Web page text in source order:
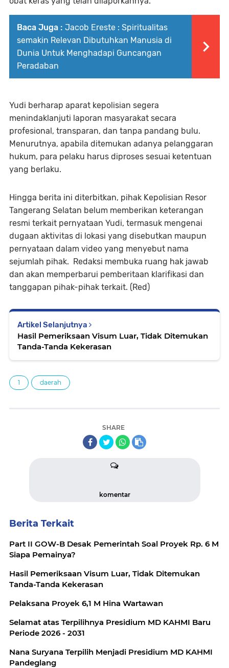
Baca Juga : Jacob Ereste : Spiritualitas
semakin Relevan Dibutuhkan Manusia di
Dunia Untuk Menghadapi Guncangan
Peradaban
Yudi berharap aparat kepolisian segera
menindaklanjuti laporan masyarakat secara
profesional, transparan, dan tanpa pandang bulu.
Menurutnya, apabila ditemukan adanya pelanggaran
hukum, para pelaku harus diproses sesuai ketentuan
yang berlaku.
Hingga berita ini diterbitkan, pihak Kepolisian Resor
Tangerang Selatan belum memberikan keterangan
resmi terkait pernyataan Yudi, termasuk mengenai
dugaan aktivitas di lokasi yang disebutkan maupun
pernyataan dalam video yang menyebut nama
sejumlah pihak. Redaksi membuka ruang hak jawab
dan akan memperbarui pemberitaan klarifikasi dan
tanggapan pihak-pihak terkait. (Red)
Artikel Selanjutnya
Hasil Pemeriksaan Visum Luar, Tidak Ditemukan
Tanda-Tanda Kekerasan
1 daerah
SHARE
komentar
Berita Terkait
Part II GOW-B Desak Pemerintah Soal Proyek Rp. 6 M
Siapa Pemainya?
Hasil Pemeriksaan Visum Luar, Tidak Ditemukan
Tanda-Tanda Kekerasan
Pelaksana Proyek 6,1 M Hina Wartawan
Selamat atas Terpilihnya Presidium MD KAHMI Baru
Periode 2026 - 2031
Nana Suryana Terpilih Menjadi Presidium MD KAHMI
Pandeglang